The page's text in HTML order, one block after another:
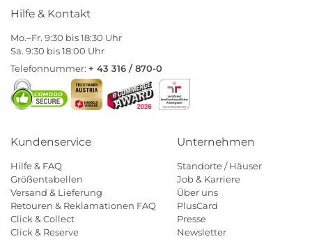
Hilfe & Kontakt
Mo.–Fr. 9:30 bis 18:30 Uhr
Sa. 9:30 bis 18:00 Uhr
Telefonnummer: + 43 316 / 870-0
Kundenservice
Hilfe & FAQ
Größentabellen
Versand & Lieferung
Retouren & Reklamationen FAQ
Click & Collect
Click & Reserve
Unternehmen
Standorte / Häuser
Job & Karriere
Über uns
PlusCard
Presse
Newsletter